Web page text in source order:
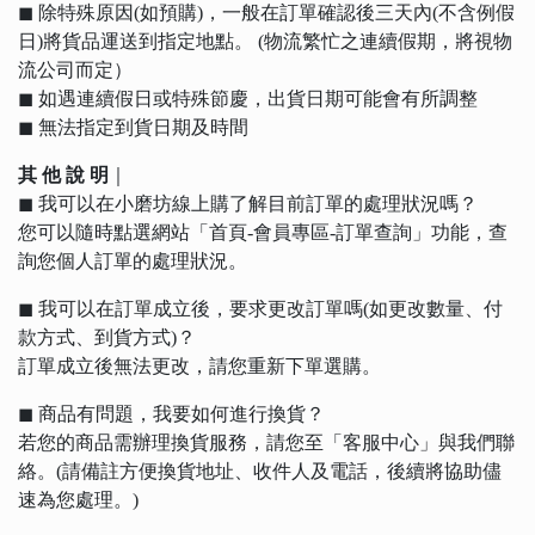
◼︎ 除特殊原因(如預購)，一般在訂單確認後三天內(不含例假
日)將貨品運送到指定地點。 (物流繁忙之連續假期，將視物
流公司而定）
◼︎ 如遇連續假日或特殊節慶，出貨日期可能會有所調整
◼︎ 無法指定到貨日期及時間
其 他 說 明
◼︎ 我可以在小磨坊線上購了解目前訂單的處理狀況嗎？
您可以隨時點選網站「首頁-會員專區-訂單查詢」功能，查
詢您個人訂單的處理狀況。
◼︎ 我可以在訂單成立後，要求更改訂單嗎(如更改數量、付
款方式、到貨方式)？
訂單成立後無法更改，請您重新下單選購。
◼︎ 商品有問題，我要如何進行換貨？
若您的商品需辦理換貨服務，請您至「客服中心」與我們聯
絡。(請備註方便換貨地址、收件人及電話，後續將協助儘
速為您處理。)